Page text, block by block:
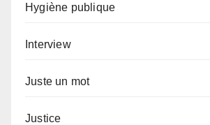
Hygiène publique
Interview
Juste un mot
Justice